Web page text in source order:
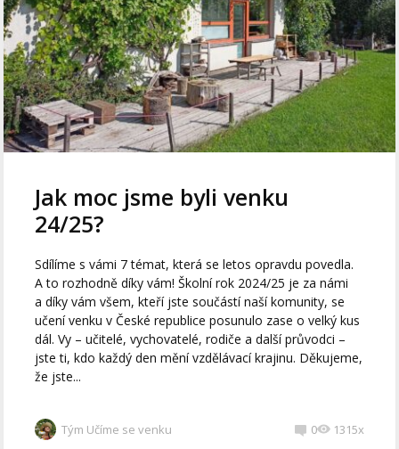
Jak moc jsme byli venku
24/25?
Sdílíme s vámi 7 témat, která se letos opravdu povedla.
A to rozhodně díky vám! Školní rok 2024/25 je za námi
a díky vám všem, kteří jste součástí naší komunity, se
učení venku v České republice posunulo zase o velký kus
dál. Vy – učitelé, vychovatelé, rodiče a další průvodci –
jste ti, kdo každý den mění vzdělávací krajinu. Děkujeme,
že jste...
Tým Učíme se venku 0 1315x